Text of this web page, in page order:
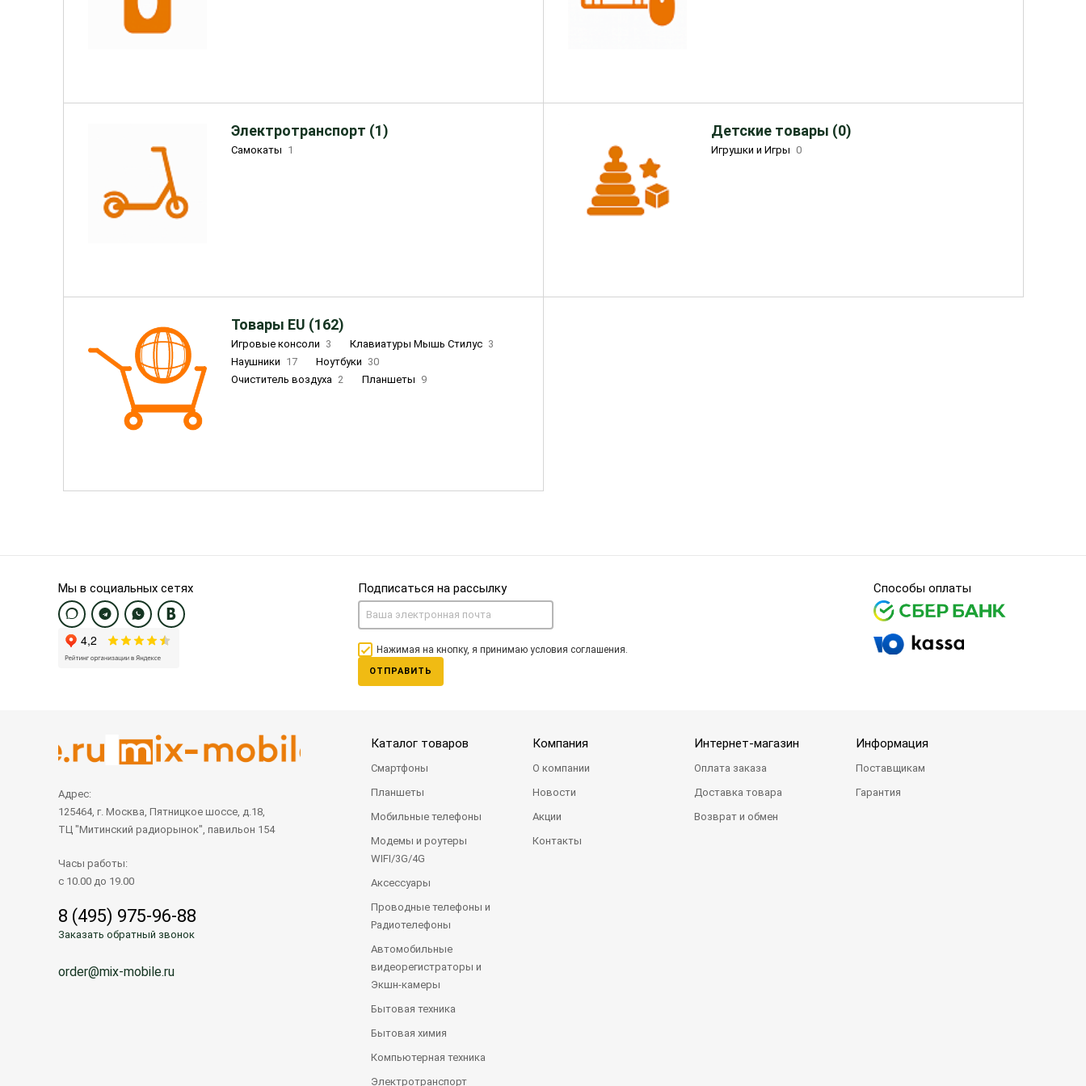
Электротранспорт (1)
Самокаты 1
Детские товары (0)
Игрушки и Игры 0
Товары EU (162)
Игровые консоли 3 Клавиатуры Мышь Стилус 3
Наушники 17 Ноутбуки 30
Очиститель воздуха 2 Планшеты 9
Мы в социальных сетях Подписаться на рассылку
Нажимая на кнопку, я принимаю условия соглашения.
ОТПРАВИТЬ
Способы оплаты
Адрес:
125464, г. Москва, Пятницкое шоссе, д.18,
ТЦ "Митинский радиорынок", павильон 154
Часы работы:
с 10.00 до 19.00
8 (495) 975-96-88
Заказать обратный звонок
order@mix-mobile.ru
Каталог товаров
Смартфоны
Планшеты
Мобильные телефоны
Модемы и роутеры
WIFI/3G/4G
Аксессуары
Проводные телефоны и
Радиотелефоны
Автомобильные
видеорегистраторы и
Экшн-камеры
Бытовая техника
Бытовая химия
Компьютерная техника
Электротранспорт
Компания
О компании
Новости
Акции
Контакты
Интернет-магазин
Оплата заказа
Доставка товара
Возврат и обмен
Информация
Поставщикам
Гарантия